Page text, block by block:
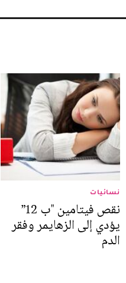
نسائيات
نقص فيتامين "ب 12”
يؤدي إلى الزهايمر وفقر
الدم